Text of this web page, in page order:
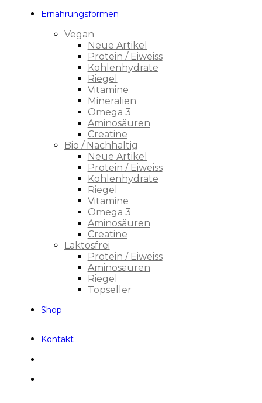
Ernährungsformen
Vegan
Neue Artikel
Protein / Eiweiss
Kohlenhydrate
Riegel
Vitamine
Mineralien
Omega 3
Aminosäuren
Creatine
Bio / Nachhaltig
Neue Artikel
Protein / Eiweiss
Kohlenhydrate
Riegel
Vitamine
Omega 3
Aminosäuren
Creatine
Laktosfrei
Protein / Eiweiss
Aminosäuren
Riegel
Topseller
Shop
Kontakt